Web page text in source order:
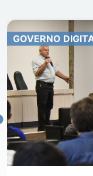
GOVERNO